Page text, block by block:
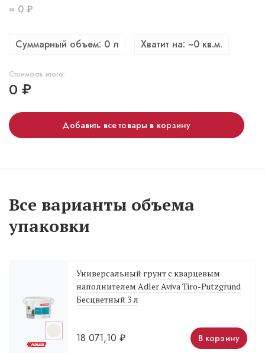
= 0 ₽
Суммарный объем: 0 л Хватит на: ~0 кв.м.
Стоимость итого:
0 ₽
Добавить все товары в корзину
Все варианты объема
упаковки
Универсальный грунт с кварцевым
наполнителем Adler Aviva Tiro-Putzgrund
Бесцветный 3 л
18 071,10 ₽ В корзину